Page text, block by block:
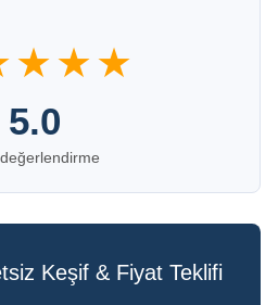
5.0
Keşif & Fiyat Teklifi